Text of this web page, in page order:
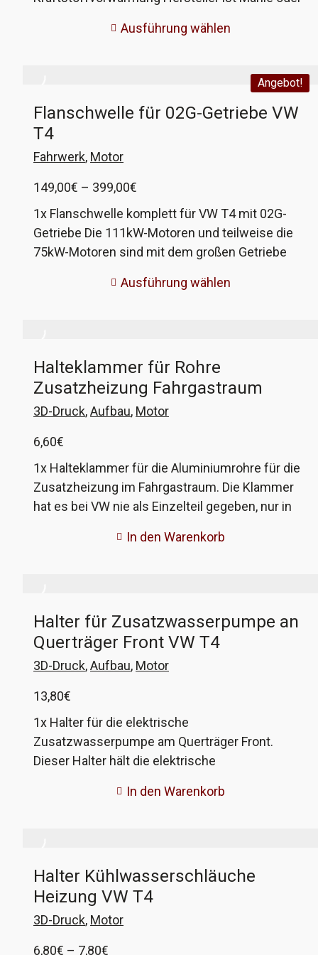
wählen, nur Filter oder Filter mit Ventilset. VW
Ausführung wählen
Angebot!
Flanschwelle für 02G-Getriebe VW
T4
Fahrwerk, Motor
149,00€ – 399,00€
149,00€
bis
399,00€
1x Flanschwelle komplett für VW T4 mit 02G-
Getriebe Die 111kW-Motoren und teilweise die
75kW-Motoren sind mit dem großen Getriebe
aushalten kann. Leider halten die Flanschwellen
keinen Vortrieb mehr. Die Versionen für die
111kW-Motoren (AHY und AXG) sind verstärkt,
das heißt mit einer verlängerten Verzahnung.
409 356B
Ausführung wählen
Halteklammer für Rohre
Zusatzheizung Fahrgastraum
3D-Druck,Aufbau, Motor
6,60€
1x Halteklammer für die Aluminiumrohre für die
Zusatzheizung im Fahrgastraum. Die Klammer
hat es bei VW nie als Einzelteil gegeben, nur in
mit der Zeit spröde werden und brechen, bieten
In den Warenkorb
Halter für Zusatzwasserpumpe an
Querträger Front VW T4
3D-Druck,Aufbau, Motor
13,80€
1x Halter für die elektrische
Zusatzwasserpumpe am Querträger Front.
Dieser Halter hält die elektrische
eingeklipsten Schlauchhalter einen der großen
In den Warenkorb
Halter Kühlwasserschläuche
Heizung VW T4
3D-Druck, Motor
6,80€ – 7,80€